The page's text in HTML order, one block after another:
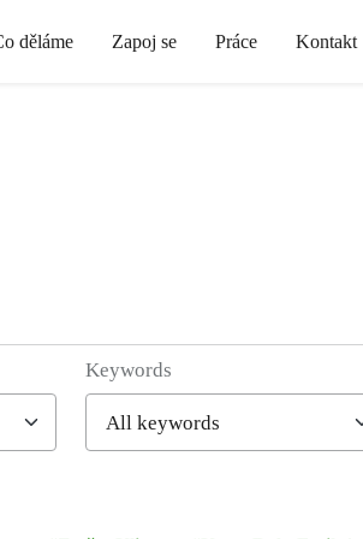
děláme Zapoj se Práce Kontakt
Keywords